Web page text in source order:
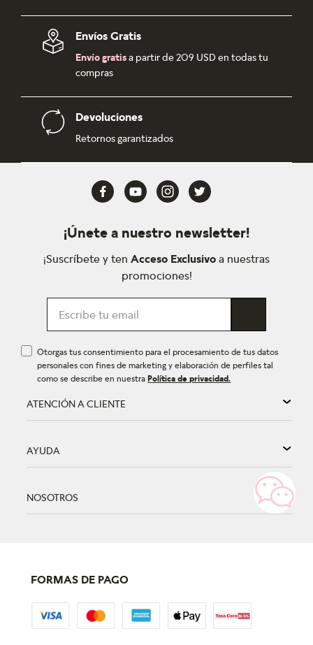
Envíos Gratis
Envío gratisa partir de 209 USD en todas tu
compras
Devoluciones
Retornos garantizados
¡Únete a nuestro newsletter!
¡Suscríbete y ten Acceso Exclusivo a nuestras
promociones!
Otorgas tus consentimiento para el procesamiento de tus datos
personales con fines de marketing y elaboración de perfiles tal
como se describe en nuestraPolítica de privacidad.
ATENCIÓN A CLIENTE
AYUDA
NOSOTROS
FORMAS DE PAGO